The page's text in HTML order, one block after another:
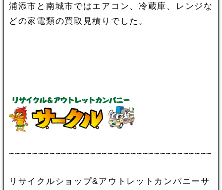
浦添市と南城市ではエアコン、冷蔵庫、レンジな
どの家電類の買取見積りでした。
∽∽∽∽∽∽∽∽∽∽∽∽∽∽∽∽∽∽∽∽∽∽∽∽∽∽∽∽∽∽∽∽∽∽∽
リサイクルショップ&アウトレットカンパニーサ